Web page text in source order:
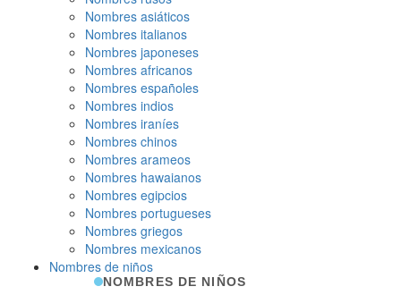
Nombres asiáticos
Nombres italianos
Nombres japoneses
Nombres africanos
Nombres españoles
Nombres indios
Nombres iraníes
Nombres chinos
Nombres arameos
Nombres hawaianos
Nombres egipcios
Nombres portugueses
Nombres griegos
Nombres mexicanos
Nombres de niños
NOMBRES DE NIÑOS